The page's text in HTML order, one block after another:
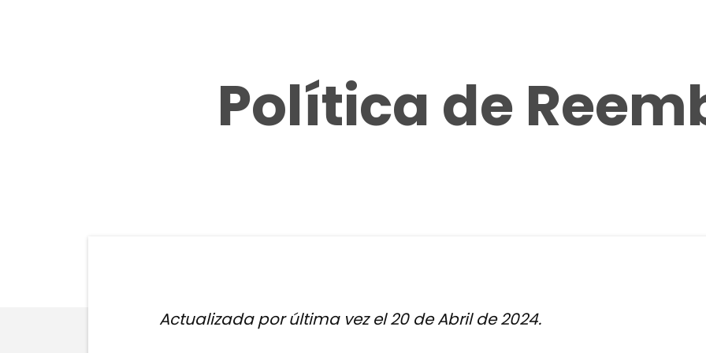
Política de
Actualizada por última vez el 20 de Abril de 2024.